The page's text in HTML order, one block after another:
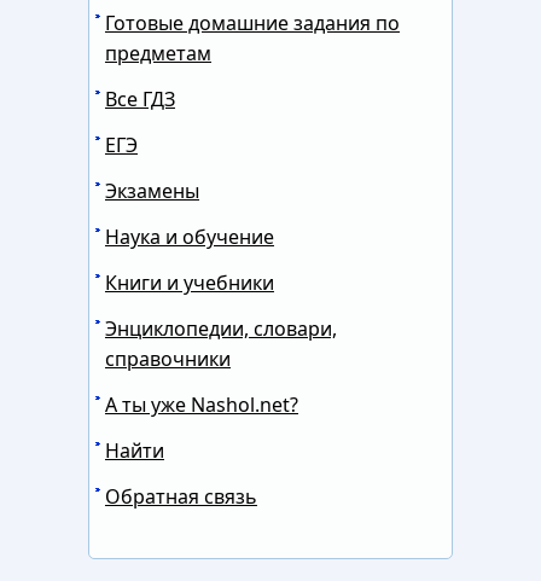
Готовые домашние задания по
предметам
Все ГДЗ
ЕГЭ
Экзамены
Наука и обучение
Книги и учебники
Энциклопедии, словари,
справочники
А ты уже Nashol.net?
Найти
Обратная связь